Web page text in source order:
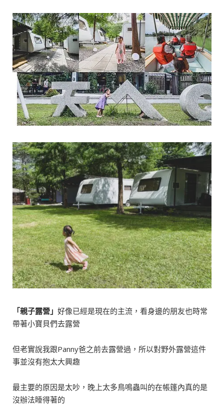
「親子露營 」 好像已經是現在的主流，看身邊的朋友也時常
帶著小寶貝們去露營
但老實說我跟Panny爸之前去露營過，所以對野外露營這件
事並沒有抱太大興趣
最主要的原因是太吵，晚上太多鳥鳴蟲叫的在帳篷內真的是
沒辦法睡得著的